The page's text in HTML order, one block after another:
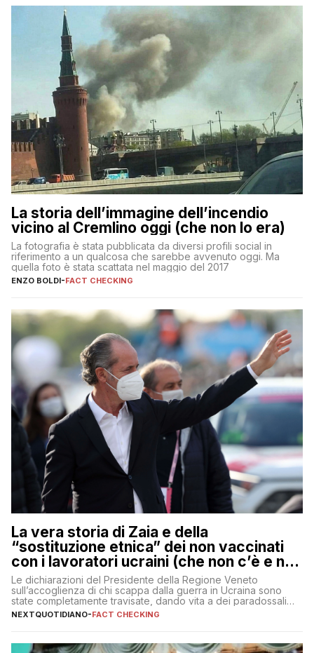
La storia dell’immagine dell’incendio
vicino al Cremlino oggi (che non lo era)
La fotografia è stata pubblicata da diversi profili social in
riferimento a un qualcosa che sarebbe avvenuto oggi. Ma
quella foto è stata scattata nel maggio del 2017
ENZO BOLDI-FACT CHECKING
La vera storia di Zaia e della
“sostituzione etnica” dei non vaccinati
con i lavoratori ucraini (che non c’è e non
ci sarà)
Le dichiarazioni del Presidente della Regione Veneto
sull’accoglienza di chi scappa dalla guerra in Ucraina sono
state completamente travisate, dando vita a dei paradossali
falsi che girano sui social
NEXTQUOTIDIANO-FACT CHECKING